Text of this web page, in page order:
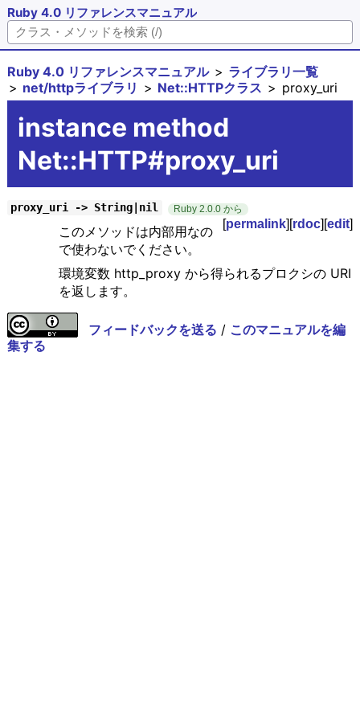
Ruby 4.0 リファレンスマニュアル
Ruby 4.0 リファレンスマニュアル
ライブラリ一覧
net/httpライブラリ
Net::HTTPクラス proxy_uri
instance method
Net::HTTP#proxy_uri
proxy_uri -> String|nil Ruby 2.0.0 から
[permalink][rdoc][edit]
このメソッドは内部用なの
で使わないでください。
環境変数 http_proxy から得られるプロクシの URI
を返します。
フィードバックを送る / このマニュアルを編
集する